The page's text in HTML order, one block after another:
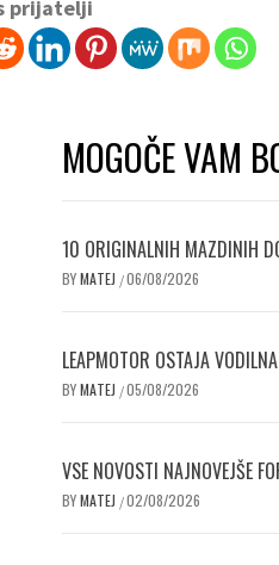
prijatelji
MOGOČE VAM
10 ORIGINALNIH MAZDINIH
BYMATEJ /06/08/2026
LEAPMOTOR OSTAJA
BYMATEJ /05/08/2026
VSE NOVOSTI NAJNOVEJŠE
BYMATEJ /02/08/2026